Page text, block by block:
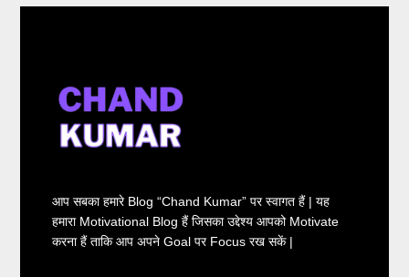
आप सबका हमारे Blog “Chand Kumar” पर स्वागत हैं | यह
हमारा Motivational Blog हैं जिसका उद्देश्य आपको Motivate
करना हैं ताकि आप अपने Goal पर Focus रख सकें |